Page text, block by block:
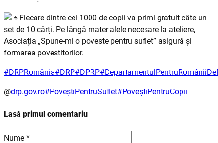
Fiecare dintre cei 1000 de copii va primi gratuit câte un
set de 10 cărți. Pe lângă materialele necesare la ateliere,
Asociația „Spune-mi o poveste pentru suflet” asigură și
formarea povestitorilor.
#DRPRomânia#DRP#DPRP
@drp.gov.ro#PoveștiPentruSuflet#PoveștiPentruCopii
Lasă primul comentariu
Nume *